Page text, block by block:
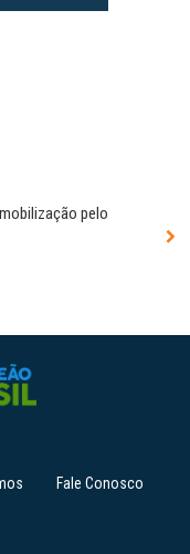
pelo
Fale Conosco